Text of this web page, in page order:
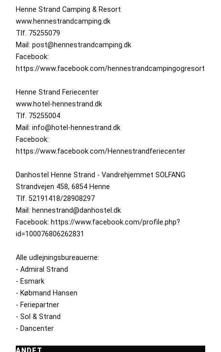
Henne Strand Camping & Resort
www.hennestrandcamping.dk
Tlf. 75255079
Mail: post@hennestrandcamping.dk
Facebook:
https://www.facebook.com/hennestrandcampingogresort
Henne Strand Feriecenter
www.hotel-hennestrand.dk
Tlf. 75255004
Mail: info@hotel-hennestrand.dk
Facebook:
https://www.facebook.com/Hennestrandferiecenter
Danhostel Henne Strand - Vandrehjemmet SOLFANG
Strandvejen 458, 6854 Henne
Tlf. 52191418/28908297
Mail: hennestrand@danhostel.dk
Facebook: https://www.facebook.com/profile.php?
id=100076806262831
Alle udlejningsbureauerne:
- Admiral Strand
- Esmark
- Købmand Hansen
- Feriepartner
- Sol & Strand
- Dancenter